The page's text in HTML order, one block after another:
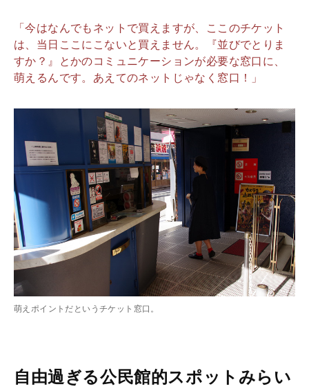
「今はなんでもネットで買えますが、ここのチケット
は、当日ここにこないと買えません。『並びでとりま
すか？』とかのコミュニケーションが必要な窓口に、
萌えるんです。あえてのネットじゃなく窓口！」
萌えポイントだというチケット窓口。
自由過ぎる公民館的スポットみらい